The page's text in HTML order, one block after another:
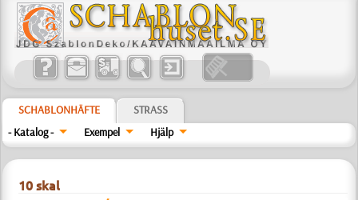
SCHABLONHÄFTE
STRASS
- Katalog -
Exempel Hjälp
10 skal